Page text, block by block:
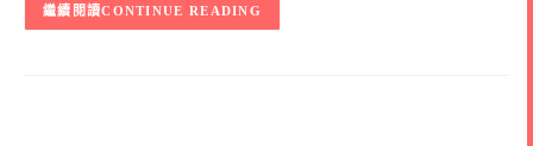
CONTINUE READING